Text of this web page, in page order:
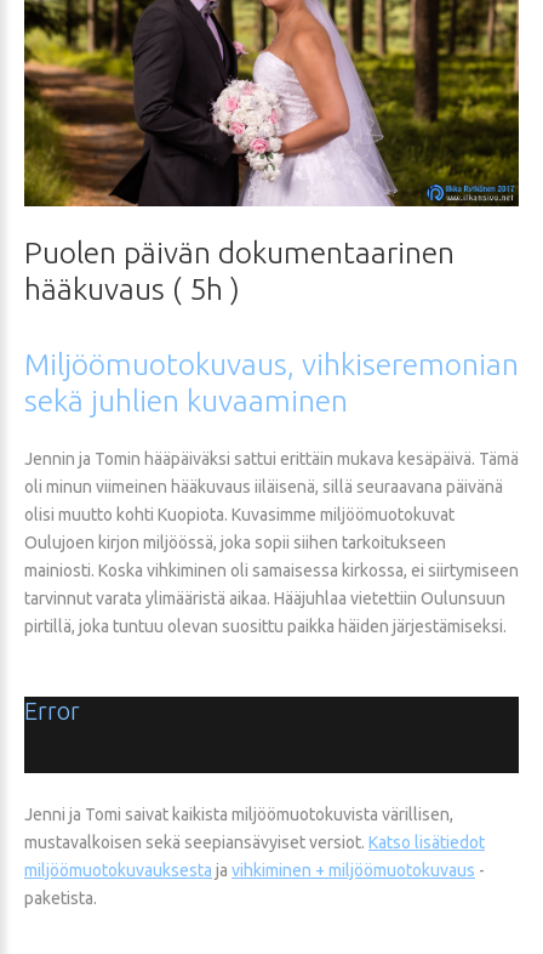
Puolen päivän dokumentaarinen
hääkuvaus ( 5h )
Miljöömuotokuvaus, vihkiseremonian
sekä juhlien kuvaaminen
Jennin ja Tomin hääpäiväksi sattui erittäin mukava kesäpäivä. Tämä
oli minun viimeinen hääkuvaus iiläisenä, sillä seuraavana päivänä
olisi muutto kohti Kuopiota. Kuvasimme miljöömuotokuvat
Oulujoen kirjon miljöössä, joka sopii siihen tarkoitukseen
mainiosti. Koska vihkiminen oli samaisessa kirkossa, ei siirtymiseen
tarvinnut varata ylimääristä aikaa. Hääjuhlaa vietettiin Oulunsuun
pirtillä, joka tuntuu olevan suosittu paikka häiden järjestämiseksi.
Error
Jenni ja Tomi saivat kaikista miljöömuotokuvista värillisen,
mustavalkoisen sekä seepiansävyiset versiot. Katso lisätiedot
miljöömuotokuvauksesta ja vihkiminen + miljöömuotokuvaus -
paketista.